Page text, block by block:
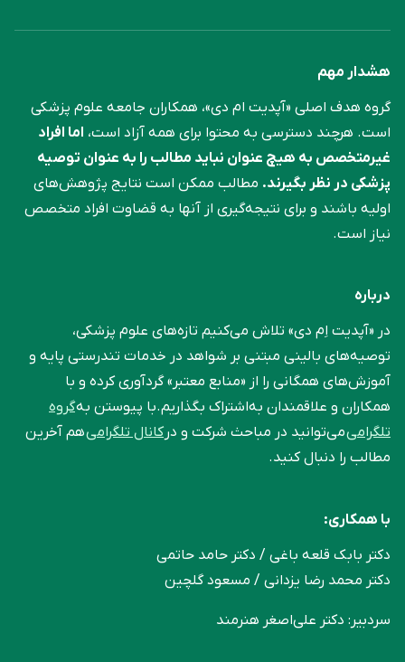
هشدار مهم
گروه هدف اصلی «آپدیت ام دی»، همکاران جامعه علوم ‌پزشکی
است. هرچند دسترسی به محتوا برای همه آزاد است، اما افراد
غیرمتخصص به هیچ عنوان نباید مطالب را به عنوان توصیه
پزشکی در نظر بگیرند. مطالب ممکن است نتایج پژوهش‌های
اولیه باشند و برای نتیجه‌گیری از آنها به قضاوت افراد متخصص
نیاز است.
درباره
در «آپدیت اِم دی» تلاش می‌کنیم تازه‌های علوم پزشکی،
توصیه‌های بالینی مبتنی بر شواهد در خدمات تندرستی پایه و
آموزش‌های همگانی را از «منابع معتبر» گردآوری کرده و با
همکاران و علاقمندان به‌اشتراک بگذاریم.با پیوستن بهگروه
تلگرامیمی‌توانید در مباحث شرکت و درکانال تلگرامیهم آخرین
مطالب را دنبال کنید.
با همکاری:
دکتر بابک قلعه‌ باغی / دکتر حامد حاتمی
دکتر محمد رضا یزدانی / مسعود گلچین
سردبیر: دکتر علی‌اصغر هنرمند